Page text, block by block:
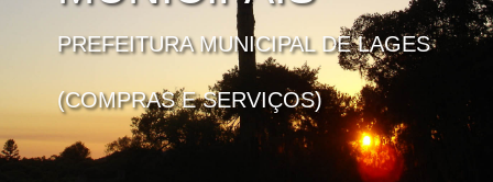
PREFEITURA MUNICIPAL DE LAGES
(COMPRAS E SERVIÇOS)